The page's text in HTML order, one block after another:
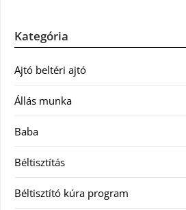
Kategória
Ajtó beltéri ajtó
Állás munka
Baba
Béltisztítás
Béltisztító kúra program